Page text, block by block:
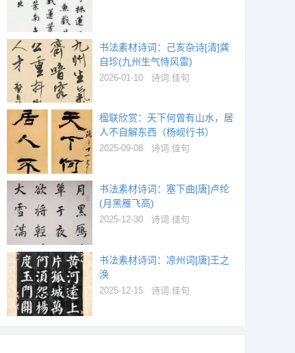
书法素材诗词：己亥杂诗[清]龚
自珍(九州生气恃风雷)
2026-01-10 诗词.佳句
楹联欣赏：天下何曾有山水，居
人不自解东西（杨岘行书）
2025-09-08 诗词.佳句
书法素材诗词：塞下曲[唐]卢纶
(月黑雁飞高)
2025-12-30 诗词.佳句
书法素材诗词：凉州词[唐]王之
涣
2025-12-15 诗词.佳句